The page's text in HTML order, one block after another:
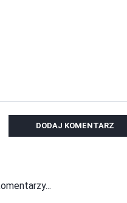
DODAJ KOMENTARZ